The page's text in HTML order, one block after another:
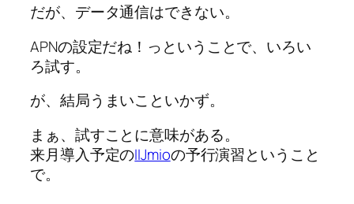
だが、データ通信はできない。
APNの設定だね！っということで、いろい
ろ試す。
が、結局うまいこといかず。
まぁ、試すことに意味がある。
来月導入予定のIIJmioの予行演習ということ
で。